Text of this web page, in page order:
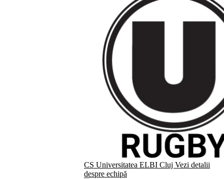
CS Universitatea ELBI Cluj Vezi detalii
despre echipă